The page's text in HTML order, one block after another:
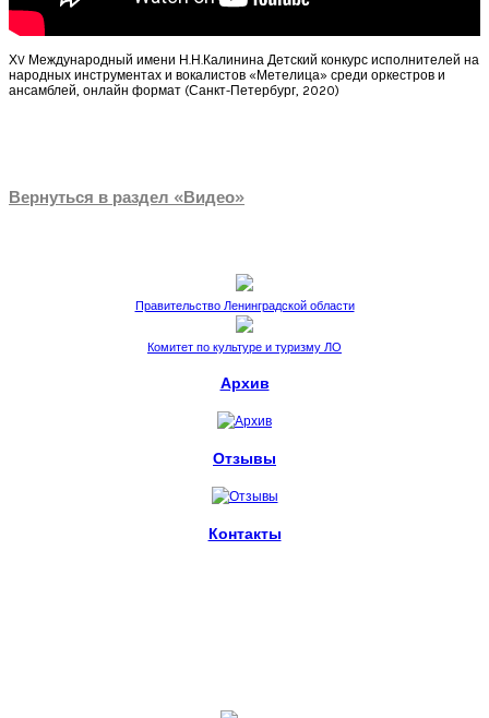
ХV Международный имени Н.Н.Калинина Детский конкурс исполнителей на
народных инструментах и вокалистов «Метелица» среди оркестров и
ансамблей, онлайн формат (Санкт-Петербург, 2020)
Вернуться в раздел «Видео»
Правительство Ленинградской области
Комитет по культуре и туризму ЛО
Архив
Отзывы
Контакты